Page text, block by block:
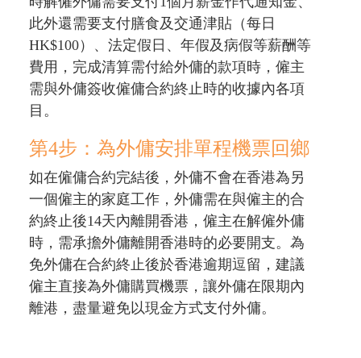
此外還需要支付膳食及交通津貼（每日
HK$100）、法定假日、年假及病假等薪酬等
費用，完成清算需付給外傭的款項時，僱主
需與外傭簽收僱傭合約終止時的收據內各項
目。
第4步：為外傭安排單程機票回鄉
如在僱傭合約完結後，外傭不會在香港為另
一個僱主的家庭工作，外傭需在與僱主的合
約終止後14天內離開香港，僱主在解僱外傭
時，需承擔外傭離開香港時的必要開支。為
免外傭在合約終止後於香港逾期逗留，建議
僱主直接為外傭購買機票，讓外傭在限期內
離港，盡量避免以現金方式支付外傭。